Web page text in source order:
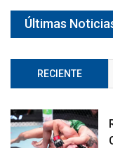
Últimas
RECIENTE